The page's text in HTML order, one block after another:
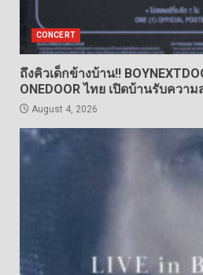
CONCERT
ถึงคิวเด็กข้างบ้าน!!
ONEDOOR ไทย เปิดบ้านรับความ
August 4, 2026